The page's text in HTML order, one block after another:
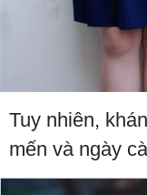
Tuy nhiên,
mến và ngày